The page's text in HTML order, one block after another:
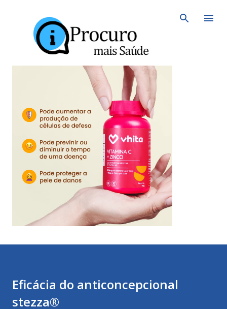
Eficácia do anticoncepcional
stezza®